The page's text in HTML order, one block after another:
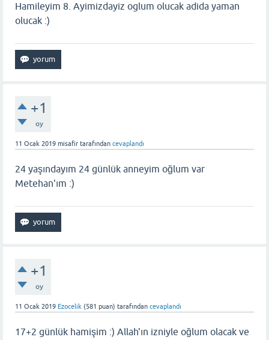
Hamileyim 8. Ayimizdayiz oglum olucak adida yaman
olucak :)
+1
oy
11 Ocak 2019 misafir tarafından cevaplandı
24 yaşındayım 24 günlük anneyim oğlum var
Metehan'ım :)
+1
oy
11 Ocak 2019 Ezocelik (581 puan) tarafından cevaplandı
17+2 günlük hamişim :) Allah'ın izniyle oğlum olacak ve